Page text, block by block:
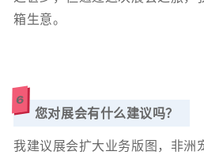
箱生意。
6
您对展会有什么建议吗？
我建议展会扩大业务版图，非洲